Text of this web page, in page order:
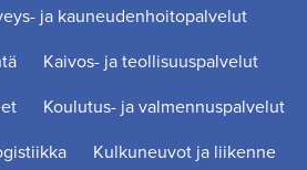
ja kauneudenhoitopalvelut
Kaivos- ja teollisuuspalvelut
Koulutus- ja valmennuspalvelut
Kulkuneuvot ja liikenne